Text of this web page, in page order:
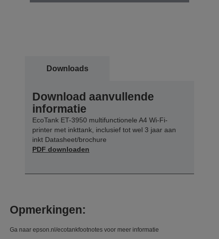
Downloads
Download aanvullende
informatie
EcoTank ET-3950 multifunctionele A4 Wi-Fi-
printer met inkttank, inclusief tot wel 3 jaar aan
inkt Datasheet/brochure
PDF downloaden
Opmerkingen:
Ga naar epson.nl/ecotankfootnotes voor meer informatie